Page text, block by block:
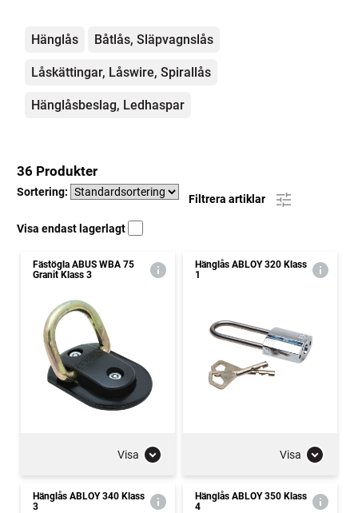
Kategorier
Hänglås Båtlås, Släpvagnslås
Låskättingar, Låswire, Spirallås
Hänglåsbeslag, Ledhaspar
36 Produkter
Sortering:
Filtrera artiklar
Visa endast lagerlagt
Fästögla ABUS WBA 75
Granit Klass 3
Visa
Hänglås ABLOY 320 Klass
1
Visa
Hänglås ABLOY 340 Klass
3
Hänglås ABLOY 350 Klass
4